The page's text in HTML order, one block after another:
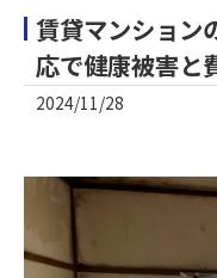
賃貸マンション
応で健康被害と
2024/11/28